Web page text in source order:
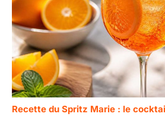
Recette du Spritz Marie : le